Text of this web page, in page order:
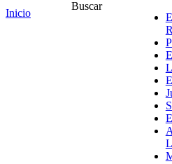
Inicio
Buscar
Escribe aquí abajo lo que desees